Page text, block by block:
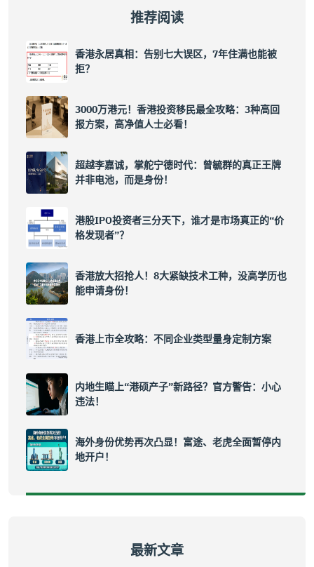
推荐阅读
香港永居真相：告别七大误区，7年住满也能被
拒？
3000万港元！香港投资移民最全攻略：3种高回
报方案，高净值人士必看！
超越李嘉诚，掌舵宁德时代：曾毓群的真正王牌
并非电池，而是身份！
港股IPO投资者三分天下，谁才是市场真正的“价
格发现者”？
香港放大招抢人！8大紧缺技术工种，没高学历也
能申请身份！
香港上市全攻略：不同企业类型量身定制方案
内地生瞄上“港硕产子”新路径？官方警告：小心
违法！
海外身份优势再次凸显！富途、老虎全面暂停内
地开户！
最新文章